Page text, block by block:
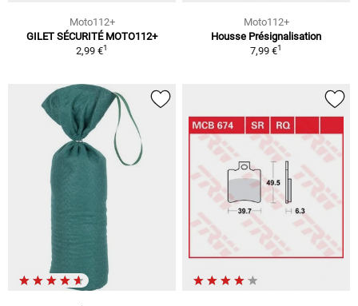
Moto112+
GILET SÉCURITÉ MOTO112+
2,99 €1
Moto112+
Housse Présignalisation
7,99 €1